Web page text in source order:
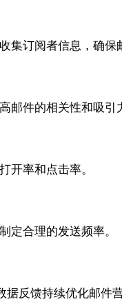
订阅者信息，确保
邮件的相关性和吸引
开率和点击率。
定合理的发送频率。
反馈持续优化邮件营